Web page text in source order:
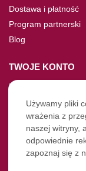
Dostawa i płatność
Program partnerski
Blog
TWOJE KONTO
Moje konto
Nie pamiętasz
Twoje zamówienia
NASZE SOCIALE
Używamy pliki
wrażenia z
naszej witryny,
odpowiednie
zapoznaj się z